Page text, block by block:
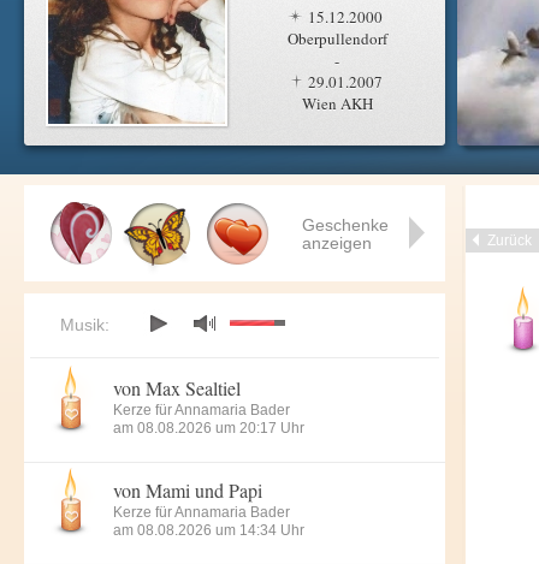
15.12.2000
Oberpullendorf
-
29.01.2007
Wien AKH
Zurück
Geschenke
anzeigen
Musik:
von Max Sealtiel
Kerze für Annamaria Bader
am 08.08.2026 um 20:17 Uhr
von Mami und Papi
Kerze für Annamaria Bader
am 08.08.2026 um 14:34 Uhr